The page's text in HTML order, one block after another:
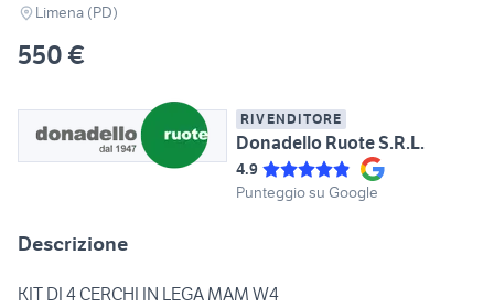
Limena (PD)
550 €
RIVENDITORE
Donadello Ruote S.R.L.
4.9
Punteggio su Google
Descrizione
KIT DI 4 CERCHI IN LEGA MAM W4